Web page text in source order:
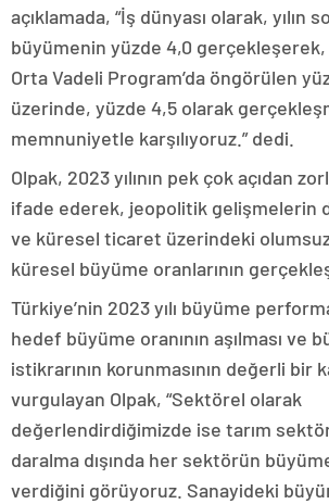
açıklamada, “İş dünyası olarak, yılın
büyümenin yüzde 4,0 gerçekleşerek,
Orta Vadeli Program’da öngörülen
üzerinde, yüzde 4,5 olarak
memnuniyetle karşılıyoruz.” dedi.
Olpak, 2023 yılının pek çok açıdan
ifade ederek, jeopolitik gelişmelerin
ve küresel ticaret üzerindeki
küresel büyüme oranlarının
Türkiye’nin 2023 yılı büyüme
hedef büyüme oranının aşılması ve
istikrarının korunmasının değerli bir
vurgulayan Olpak, “Sektörel olarak
değerlendirdiğimizde ise tarım
daralma dışında her sektörün
verdiğini görüyoruz. Sanayideki